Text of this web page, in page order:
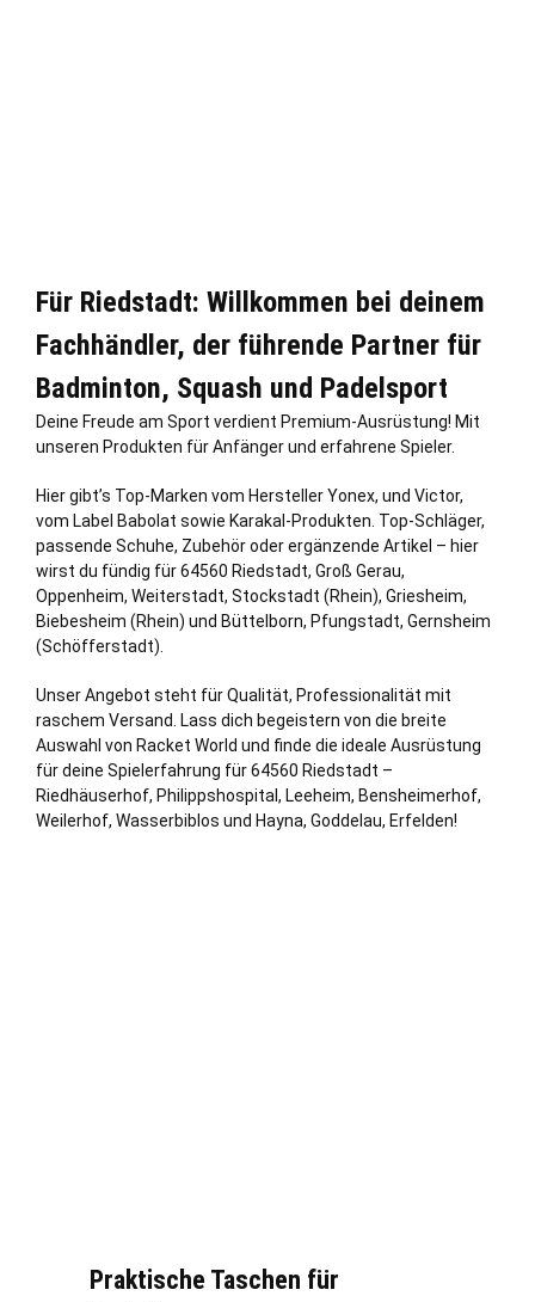
Für Riedstadt: Willkommen bei deinem
Fachhändler, der führende Partner für
Badminton, Squash und Padelsport
Deine Freude am Sport verdient Premium-Ausrüstung! Mit
unseren Produkten für Anfänger und erfahrene Spieler.
Hier gibt’s Top-Marken vom Hersteller Yonex, und Victor,
vom Label Babolat sowie Karakal-Produkten. Top-Schläger,
passende Schuhe, Zubehör oder ergänzende Artikel – hier
wirst du fündig für 64560 Riedstadt, Groß Gerau,
Oppenheim, Weiterstadt, Stockstadt (Rhein), Griesheim,
Biebesheim (Rhein) und Büttelborn, Pfungstadt, Gernsheim
(Schöfferstadt).
Unser Angebot steht für Qualität, Professionalität mit
raschem Versand. Lass dich begeistern von die breite
Auswahl von Racket World und finde die ideale Ausrüstung
für deine Spielerfahrung für 64560 Riedstadt –
Riedhäuserhof, Philippshospital, Leeheim, Bensheimerhof,
Weilerhof, Wasserbiblos und Hayna, Goddelau, Erfelden!
Praktische Taschen für